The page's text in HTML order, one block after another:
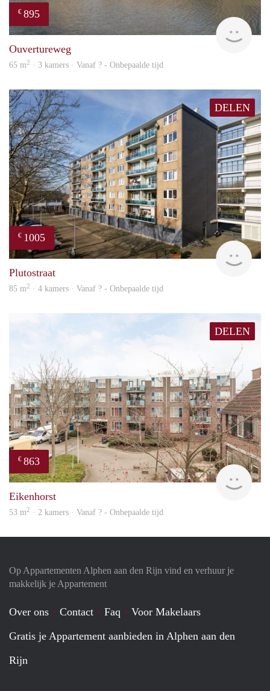
€ 895
Ouvertureweg
65 m2 · 3 kamers · Vanaf ? - Onbepaalde tijd
DELEN
€ 1005
Plutostraat
85 m2 · 4 kamers · Vanaf ? - Onbepaalde tijd
DELEN
€ 863
Eikenhorst
53 m2 · 2 kamers · Vanaf ? - Onbepaalde tijd
Op Appartementen Alphen aan den Rijn vind en verhuur je
makkelijk je Appartement
Over ons Contact Faq
Voor Makelaars
Gratis je Appartement aanbieden in Alphen aan den
Rijn